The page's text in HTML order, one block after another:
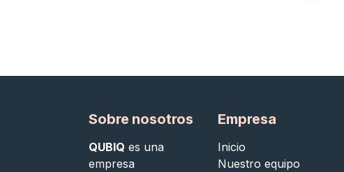
Empresa
Inicio
Nuestro equipo
Sobre nosotros
QUBIQ es una
empresa